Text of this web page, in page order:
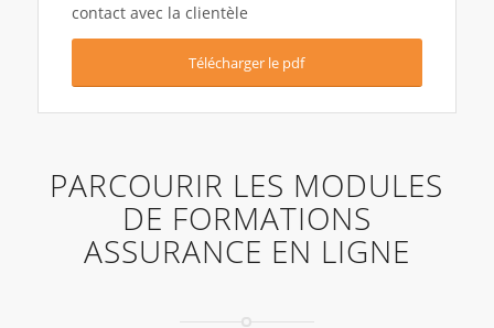
contact avec la clientèle
Télécharger le pdf
PARCOURIR LES MODULES
DE FORMATIONS
ASSURANCE EN LIGNE